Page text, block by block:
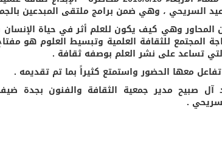
السريحي ، وهي ضمن برامج ملتقى المبدعين
وهي كيف يكون للعلم أثر في حياة الإنسان
المجتمع للثقافة العلمية وتبسيط العلوم هو
تساعد على نشر العلم بوصفه ثقافة .
معها الحضور واستمتع كثيراً بما تم تقديمه .
صبيح مدير جمعية الثقافة والفنون بجدة
.